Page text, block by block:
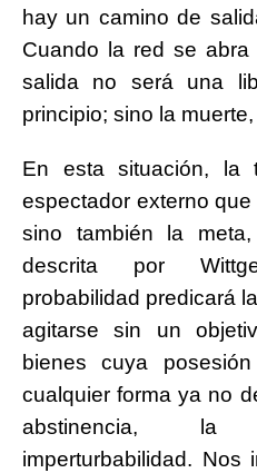
hay un camino de
Cuando la red se
salida no será una
principio; sino la
En esta situación, la
espectador externo
sino también la
descrita por
probabilidad predicará
agitarse sin un
bienes cuya
cualquier forma ya no
abstinencia, la
imperturbabilidad. Nos